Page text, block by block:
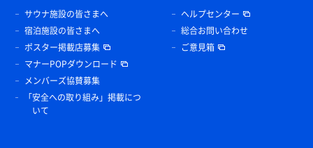
サウナ施設の皆さまへ
宿泊施設の皆さまへ
ポスター掲載店募集
マナーPOPダウンロード
メンバーズ協賛募集
「安全への取り組み」掲載につ
いて
ヘルプセンター
総合お問い合わせ
ご意見箱